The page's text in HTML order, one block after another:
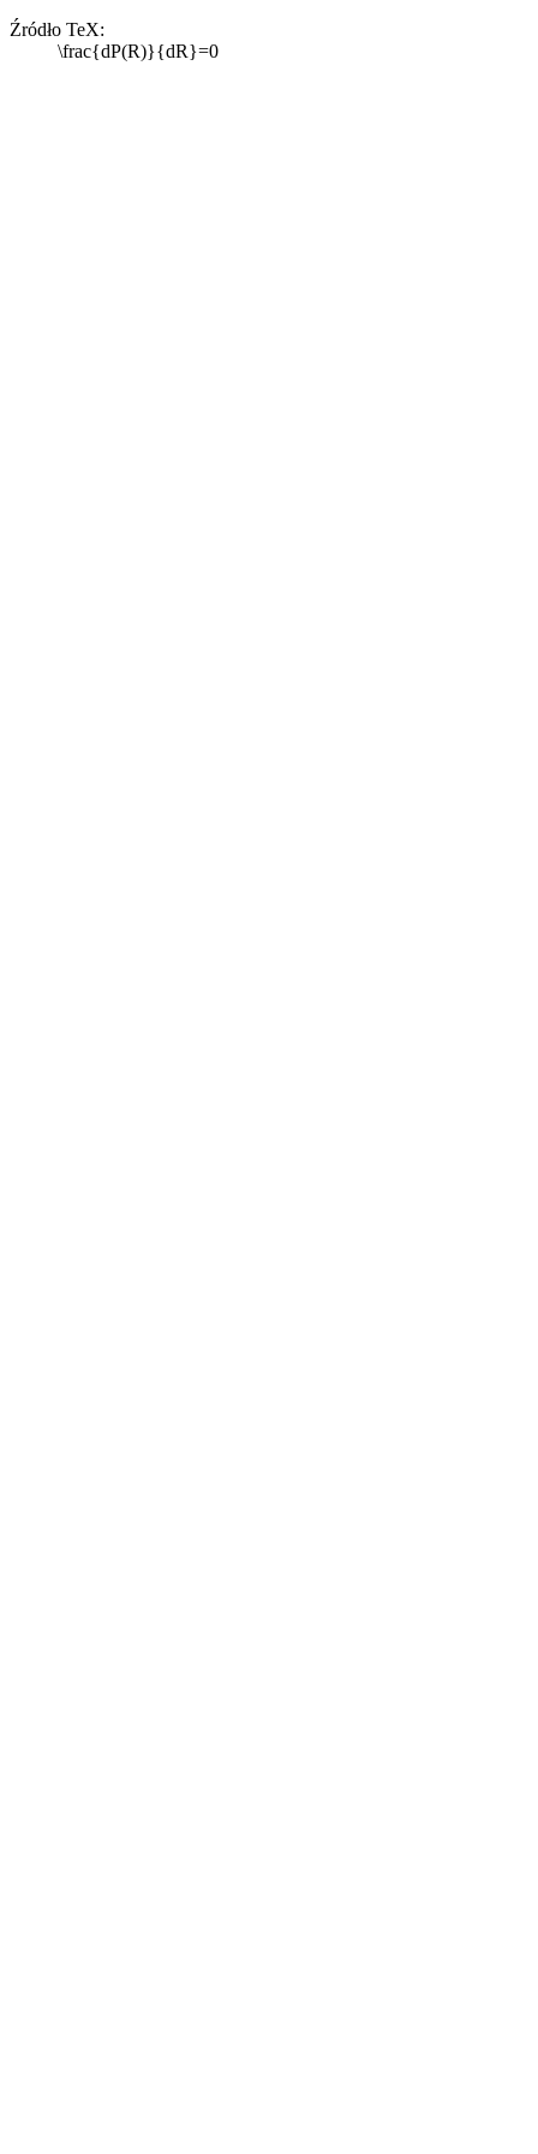
Źródło TeX:
\frac{dP(R)}{dR}=0